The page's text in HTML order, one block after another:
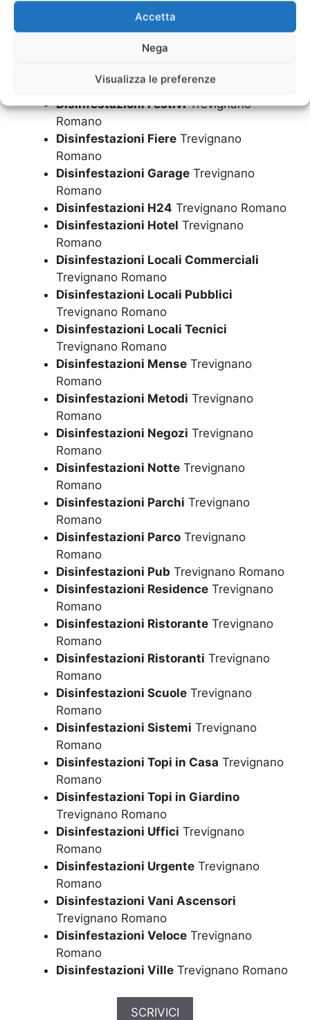
Accetta
Nega
Visualizza le preferenze
Disinfestazioni Domenica
Romano
Disinfestazioni Economica
Disinfestazioni Enti Trevignano Romano
Disinfestazioni FestiviTrevignano
Romano
Disinfestazioni Fiere Trevignano
Romano
Disinfestazioni Garage Trevignano
Romano
Disinfestazioni H24 Trevignano Romano
Disinfestazioni Hotel Trevignano
Romano
Disinfestazioni Locali Commerciali
Trevignano Romano
Disinfestazioni Locali Pubblici
Trevignano Romano
Disinfestazioni Locali Tecnici
Trevignano Romano
Disinfestazioni Mense Trevignano
Romano
Disinfestazioni Metodi Trevignano
Romano
Disinfestazioni Negozi Trevignano
Romano
Disinfestazioni Notte Trevignano
Romano
Disinfestazioni Parchi Trevignano
Romano
Disinfestazioni Parco Trevignano
Romano
Disinfestazioni Pub Trevignano Romano
Disinfestazioni Residence Trevignano
Romano
Disinfestazioni Ristorante Trevignano
Romano
Disinfestazioni Ristoranti Trevignano
Romano
Disinfestazioni Scuole Trevignano
Romano
Disinfestazioni Sistemi Trevignano
Romano
Disinfestazioni Topi in Casa Trevignano
Romano
Disinfestazioni Topi in Giardino
Trevignano Romano
Disinfestazioni Uffici Trevignano
Romano
Disinfestazioni Urgente Trevignano
Romano
Disinfestazioni Vani Ascensori
Trevignano Romano
Disinfestazioni Veloce Trevignano
Romano
Disinfestazioni Ville Trevignano Romano
SCRIVICI